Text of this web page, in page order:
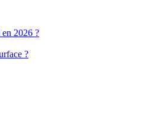
2026 ?
?